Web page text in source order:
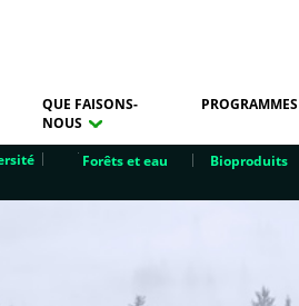
QUE FAISONS-
NOUS
PROGRAMMES
Forêts et eau Bioproduits